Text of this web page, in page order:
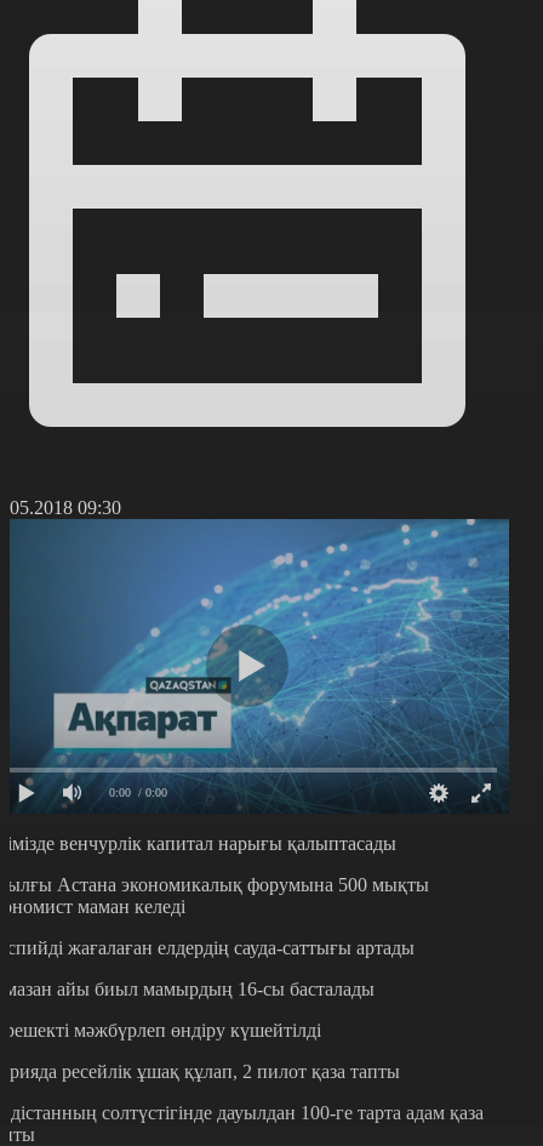
09:30
0:00 / 0:00
венчурлік капитал нарығы қалыптасады
Астана экономикалық форумына 500 мықты
маман келеді
жағалаған елдердің сауда-саттығы артады
айы биыл мамырдың 16-сы басталады
мәжбүрлеп өндіру күшейтілді
ресейлік ұшақ құлап, 2 пилот қаза тапты
солтүстігінде дауылдан 100-ге тарта адам қаза